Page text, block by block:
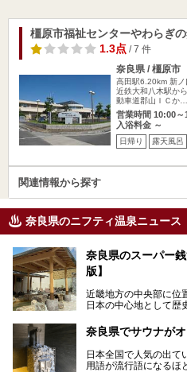
橿原市福祉センターやわらぎの
1.3点/ 7 件
奈良県 / 橿原市
高田駅6.20km 新
近鉄大和八木駅か
動車道郡山ＩＣか…
営業時間 10:00～
入浴料金 ～
日帰り 露天風呂
関連情報から探す
奈良県のニフティ温泉ニュース
奈良県のスーパー
版】
近畿地方の中央部に位
日本の中心地として歴
界遺産があり、古代を
そんな奈良県のスーパ
ら、険しい山中にある
奈良県で評判のスーパ
奈良県でサウナが
日本全国で人気の出て
用語が流行語になるほ